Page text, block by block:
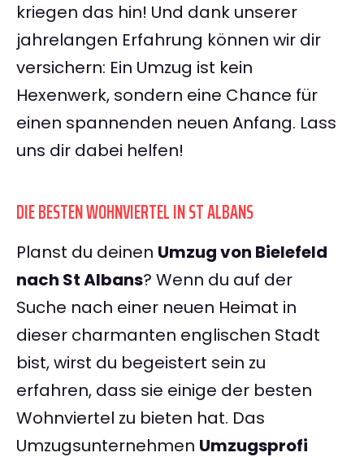
kriegen das hin! Und dank unserer
jahrelangen Erfahrung können wir dir
versichern: Ein Umzug ist kein
Hexenwerk, sondern eine Chance für
einen spannenden neuen Anfang. Lass
uns dir dabei helfen!
DIE BESTEN WOHNVIERTEL IN ST ALBANS
Planst du deinen Umzug von Bielefeld
nach St Albans? Wenn du auf der
Suche nach einer neuen Heimat in
dieser charmanten englischen Stadt
bist, wirst du begeistert sein zu
erfahren, dass sie einige der besten
Wohnviertel zu bieten hat. Das
Umzugsunternehmen Umzugsprofi